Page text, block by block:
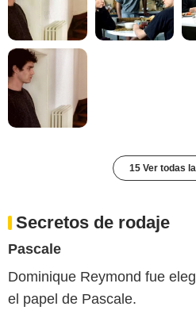
15 Ver todas
Secretos de rodaje
Pascale
Dominique Reymond fue
el papel de Pascale.